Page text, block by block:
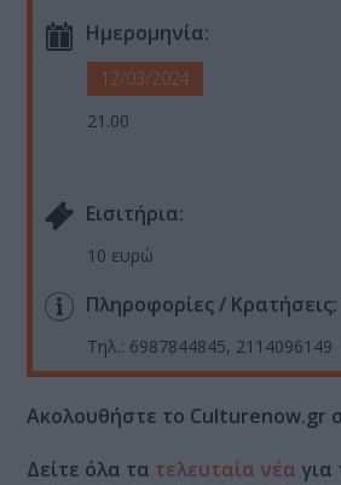
Ημερομηνία:
12/03/2024
21.00
Eισιτήρια:
10 ευρώ
Πληροφορίες / Κρατήσεις:
Τηλ.: 6987844845, 2114096149
Ακολουθήστε το Culturenow.gr
Δείτε όλα τα τελευταία νέα για